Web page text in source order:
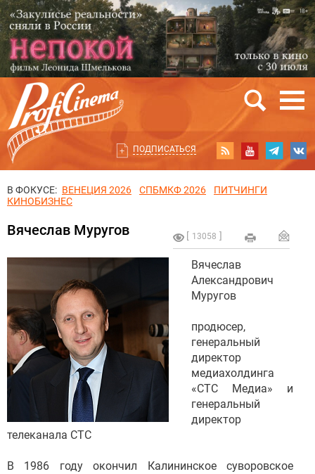
ПОДПИСАТЬСЯ
В ФОКУСЕ: ВЕНЕЦИЯ 2026 СПБМКФ 2026
ПИТЧИНГИ
КИНОБИЗНЕС
13058
Вячеслав Муругов
Вячеслав
Александрович
Муругов
продюсер,
генеральный
директор
медиахолдинга
«СТС Медиа» и
генеральный
директор
телеканала СТС
В 1986 году окончил Калининское суворовское